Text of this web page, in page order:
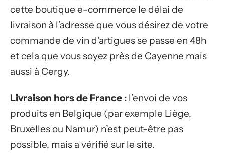
cette boutique e-commerce le délai de
livraison à l’adresse que vous désirez de votre
commande de vin d’artigues se passe en 48h
et cela que vous soyez près de Cayenne mais
aussi à Cergy.
Livraison hors de France : l’envoi de vos
produits en Belgique (par exemple Liège,
Bruxelles ou Namur) n’est peut-être pas
possible, mais a vérifié sur le site.